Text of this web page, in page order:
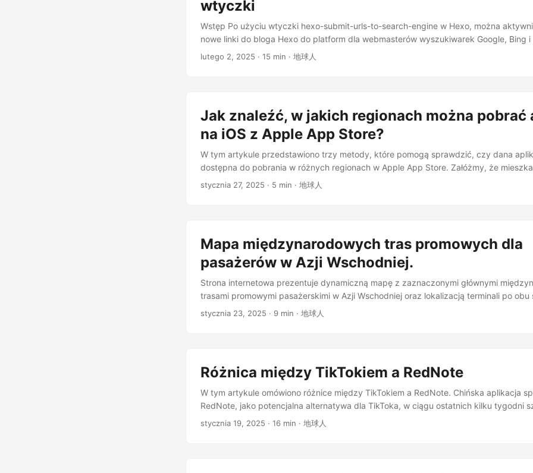
wtyczki
Wstęp Po użyciu wtyczki hexo-submit-urls-to-search-engine w Hexo, można
nowe linki do bloga Hexo do platform dla webmasterów wyszukiwarek Google, Bing i
poprawić jakość i szybkość indeksowania witryny. Ta wtyczka pozwala na wysyłanie
lutego 2, 2025 · 15 min · 地球人
Jak znaleźć, w jakich regionach można pobrać
na iOS z Apple App Store?
W tym artykule przedstawiono trzy metody, które pomogą sprawdzić, czy dana
dostępna do pobrania w różnych regionach w Apple App Store. Załóżmy, że
i z ekscytacją chcesz zainstalować aplikację ChatGPT na swoim iPhonie. Otwierasz
stycznia 27, 2025 · 5 min · 地球人
Mapa międzynarodowych tras promowych dla
pasażerów w Azji Wschodniej.
Strona internetowa prezentuje dynamiczną mapę z zaznaczonymi głównymi
trasami promowymi pasażerskimi w Azji Wschodniej oraz lokalizacją terminali po obu
ułatwia podróżnym planowanie podróży. ...
stycznia 23, 2025 · 9 min · 地球人
Różnica między TikTokiem a RedNote
W tym artykule omówiono różnice między TikTokiem a RedNote. Chińska aplikacja
RedNote, jako potencjalna alternatywa dla TikToka, w ciągu ostatnich kilku tygodni
przyciągnęła użytkowników TikToka poszukujących nowej platformy. ...
stycznia 19, 2025 · 16 min · 地球人